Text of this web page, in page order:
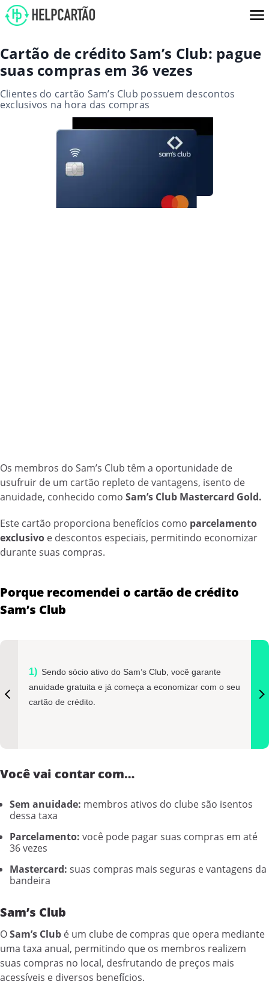
Cartão de crédito Sam’s Club: pague
suas compras em 36 vezes
Clientes do cartão Sam’s Club possuem descontos
exclusivos na hora das compras
Os membros do Sam’s Club têm a oportunidade de
usufruir de um cartão repleto de vantagens, isento de
anuidade, conhecido como Sam’s Club Mastercard Gold.
Este cartão proporciona benefícios como parcelamento
exclusivo e descontos especiais, permitindo economizar
durante suas compras.
Porque recomendei o cartão de crédito
Sam’s Club
Sendo sócio ativo do Sam’s Club, você garante
anuidade gratuita e já começa a economizar com o seu
cartão de crédito.
Você vai contar com…
Sem anuidade: membros ativos do clube são isentos
dessa taxa
Parcelamento: você pode pagar suas compras em até
36 vezes
Mastercard: suas compras mais seguras e vantagens da
bandeira
Sam’s Club
OSam’s Club é um clube de compras que opera mediante
uma taxa anual, permitindo que os membros realizem
suas compras no local, desfrutando de preços mais
acessíveis e diversos benefícios.